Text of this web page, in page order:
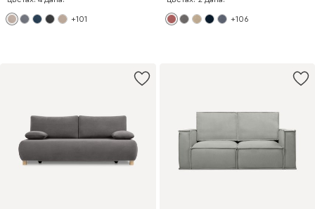
+101 +106